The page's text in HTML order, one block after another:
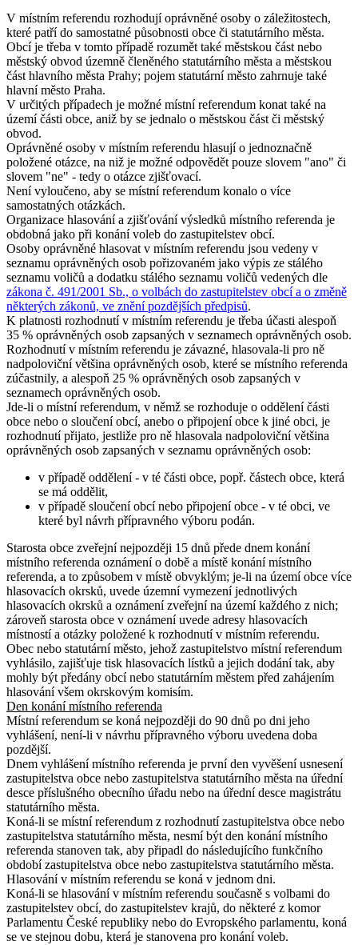
V místním referendu rozhodují oprávněné osoby o záležitostech,
které patří do samostatné působnosti obce či statutárního města.
Obcí je třeba v tomto případě rozumět také městskou část nebo
městský obvod územně členěného statutárního města a městskou
část hlavního města Prahy; pojem statutární město zahrnuje také
hlavní město Praha.
V určitých případech je možné místní referendum konat také na
území části obce, aniž by se jednalo o městskou část či městský
obvod.
Oprávněné osoby v místním referendu hlasují o jednoznačně
položené otázce, na niž je možné odpovědět pouze slovem "ano" či
slovem "ne" - tedy o otázce zjišťovací.
Není vyloučeno, aby se místní referendum konalo o více
samostatných otázkách.
Organizace hlasování a zjišťování výsledků místního referenda je
obdobná jako při konání voleb do zastupitelstev obcí.
Osoby oprávněné hlasovat v místním referendu jsou vedeny v
seznamu oprávněných osob pořizovaném jako výpis ze stálého
seznamu voličů a dodatku stálého seznamu voličů vedených dle
zákona č. 491/2001 Sb., o volbách do zastupitelstev obcí a o změně
některých zákonů, ve znění pozdějších předpisů.
K platnosti rozhodnutí v místním referendu je třeba účasti alespoň
35 % oprávněných osob zapsaných v seznamech oprávněných osob.
Rozhodnutí v místním referendu je závazné, hlasovala-li pro ně
nadpoloviční většina oprávněných osob, které se místního referenda
zúčastnily, a alespoň 25 % oprávněných osob zapsaných v
seznamech oprávněných osob.
Jde-li o místní referendum, v němž se rozhoduje o oddělení části
obce nebo o sloučení obcí, anebo o připojení obce k jiné obci, je
rozhodnutí přijato, jestliže pro ně hlasovala nadpoloviční většina
oprávněných osob zapsaných v seznamu oprávněných osob:
v případě oddělení - v té části obce, popř. částech obce, která
se má oddělit,
v případě sloučení obcí nebo připojení obce - v té obci, ve
které byl návrh přípravného výboru podán.
Starosta obce zveřejní nejpozději 15 dnů přede dnem konání
místního referenda oznámení o době a místě konání místního
referenda, a to způsobem v místě obvyklým; je-li na území obce více
hlasovacích okrsků, uvede územní vymezení jednotlivých
hlasovacích okrsků a oznámení zveřejní na území každého z nich;
zároveň starosta obce v oznámení uvede adresy hlasovacích
místností a otázky položené k rozhodnutí v místním referendu.
Obec nebo statutární město, jehož zastupitelstvo místní referendum
vyhlásilo, zajišťuje tisk hlasovacích lístků a jejich dodání tak, aby
mohly být předány obcí nebo statutárním městem před zahájením
hlasování všem okrskovým komisím.
Den konání místního referenda
Místní referendum se koná nejpozději do 90 dnů po dni jeho
vyhlášení, není-li v návrhu přípravného výboru uvedena doba
pozdější.
Dnem vyhlášení místního referenda je první den vyvěšení usnesení
zastupitelstva obce nebo zastupitelstva statutárního města na úřední
desce příslušného obecního úřadu nebo na úřední desce magistrátu
statutárního města.
Koná-li se místní referendum z rozhodnutí zastupitelstva obce nebo
zastupitelstva statutárního města, nesmí být den konání místního
referenda stanoven tak, aby připadl do následujícího funkčního
období zastupitelstva obce nebo zastupitelstva statutárního města.
Hlasování v místním referendu se koná v jednom dni.
Koná-li se hlasování v místním referendu současně s volbami do
zastupitelstev obcí, do zastupitelstev krajů, do některé z komor
Parlamentu České republiky nebo do Evropského parlamentu, koná
se ve stejnou dobu, která je stanovena pro konání voleb.